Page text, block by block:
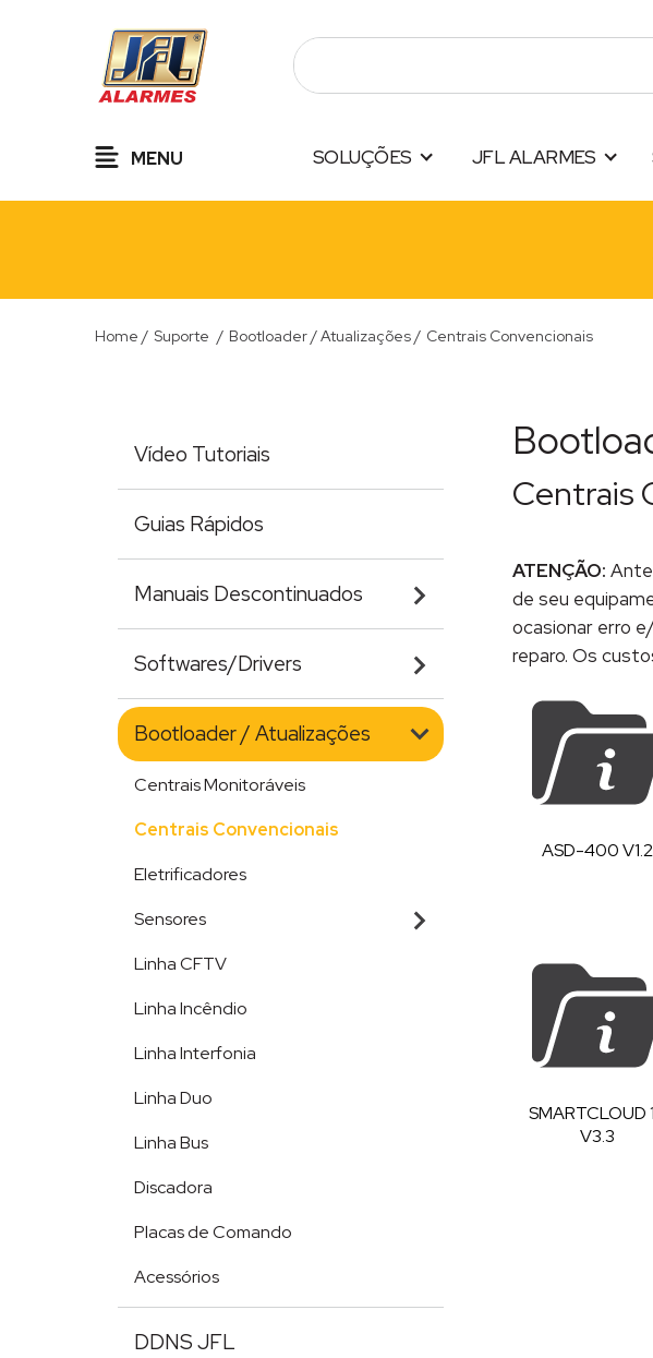
MENU SOLUÇÕES JFL ALARMES
Home / Suporte / Bootloader / Atualizações/ Centrais Convencionais
Centrais
ATENÇÃO:
de seu
ocasionar erro
reparo. Os
ASD-400 V1.2
SMARTCLOUD
V3.3
Vídeo Tutoriais
Guias Rápidos
Manuais Descontinuados
Softwares/Drivers
Bootloader / Atualizações
Centrais Monitoráveis
Centrais Convencionais
Eletrificadores
Sensores
Linha CFTV
Linha Incêndio
Linha Interfonia
Linha Duo
Linha Bus
Discadora
Placas de Comando
Acessórios
DDNS JFL